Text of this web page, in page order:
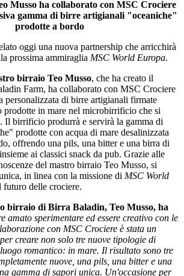
MSC World
Europa
varata il prossimo 13
novembre.
progetto e la creazione delle prime 3 birre
“oceaniche” prodotte a bordo.
il progetto di realizzare un micro-
MSC World Europa che verrà
il prossimo 13 di novembre. Il brewpub
nei suoi suggestivi locali il birrificio
grazie a una splendida parete vetrata.
inedite utilizzando l’acqua di mare
una bitter e una wheat beer che verranno
la navigazione e verranno servite alla
Inizia così una splendida nuova avventura
sempre amato sperimentare ed essere
Questa partnership con MSC Crociere è
per creare non solo tre nuove birre, ma
romantico: in mare." Su tutta la flotta MSC
selezione di birre e bibite Baladin.